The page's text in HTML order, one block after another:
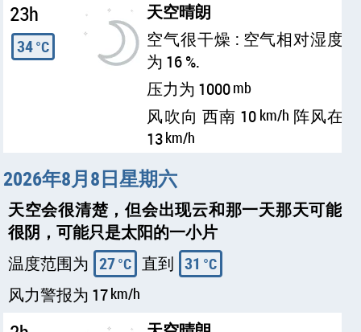
23h
34°C
天空晴朗
空气很干燥 : 空气相对湿度
为 16 %.
压力为 1000mb
风吹向 西南 10 km/h 阵风在
13km/h
2026年8月8日星期六
天空会很清楚，但会出现云和那一天那天可能
很阴，可能只是太阳的一小片
温度范围为 27°C 直到 31 °C
风力警报为 17km/h